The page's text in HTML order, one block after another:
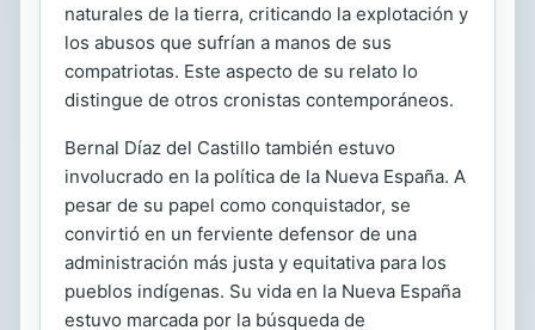
naturales de la tierra, criticando la explotación y
los abusos que sufrían a manos de sus
compatriotas. Este aspecto de su relato lo
distingue de otros cronistas contemporáneos.
Bernal Díaz del Castillo también estuvo
involucrado en la política de la Nueva España. A
pesar de su papel como conquistador, se
convirtió en un ferviente defensor de una
administración más justa y equitativa para los
pueblos indígenas. Su vida en la Nueva España
estuvo marcada por la búsqueda de